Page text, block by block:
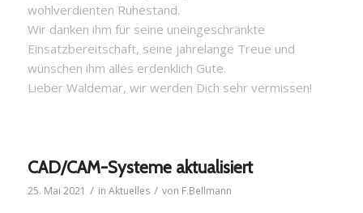
wohlverdienten Ruhestand.
Wir danken ihm für seine uneingeschränkte
Einsatzbereitschaft, seine jahrelange Treue und
wünschen ihm alles erdenklich Gute.
Lieber Waldemar, wir werden Dich sehr vermissen!
CAD/CAM-Systeme aktualisiert
25. Mai 2021 / in Aktuelles / von F.Bellmann